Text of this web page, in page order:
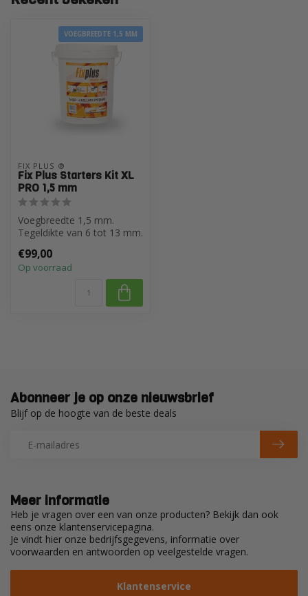
VOEGBREEDTE 1,5 MM
FIX PLUS ®
Fix Plus Starters Kit XL
PRO 1,5 mm
Voegbreedte 1,5 mm.
Tegeldikte van 6 tot 13 mm.
€99,00
Op voorraad
Meer informatie
Heb je vragen over een van onze producten? Bekijk dan ook
eens onze klantenservicepagina.
Je vindt hier onze bedrijfsgegevens, informatie over
voorwaarden en antwoorden op veelgestelde vragen.
Klantenservice
Abonneer je op onze nieuwsbrief
Blijf op de hoogte van de beste deals